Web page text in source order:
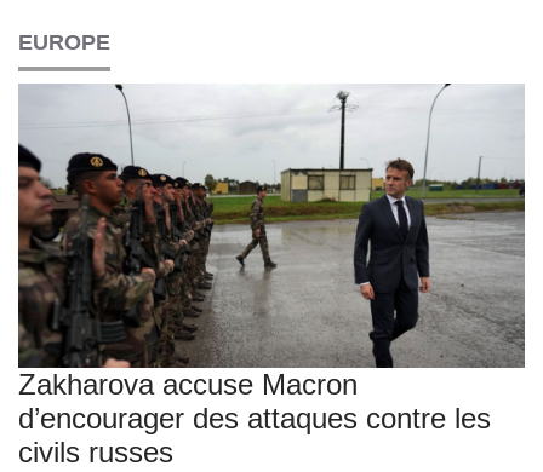
EUROPE
Zakharova accuse Macron
d’encourager des attaques contre les
civils russes